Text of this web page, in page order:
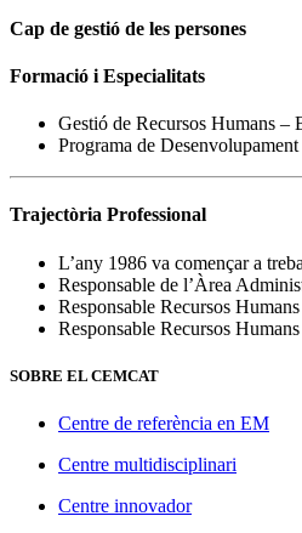
Cap de gestió de les persones
Formació i Especialitats
Gestió de Recursos Humans –
Programa de
Trajectòria Professional
L’any 1986 va començar a
Responsable de l’Àrea
Responsable Recursos
Responsable Recursos
SOBRE EL CEMCAT
Centre de referència en EM
Centre multidisciplinari
Centre innovador